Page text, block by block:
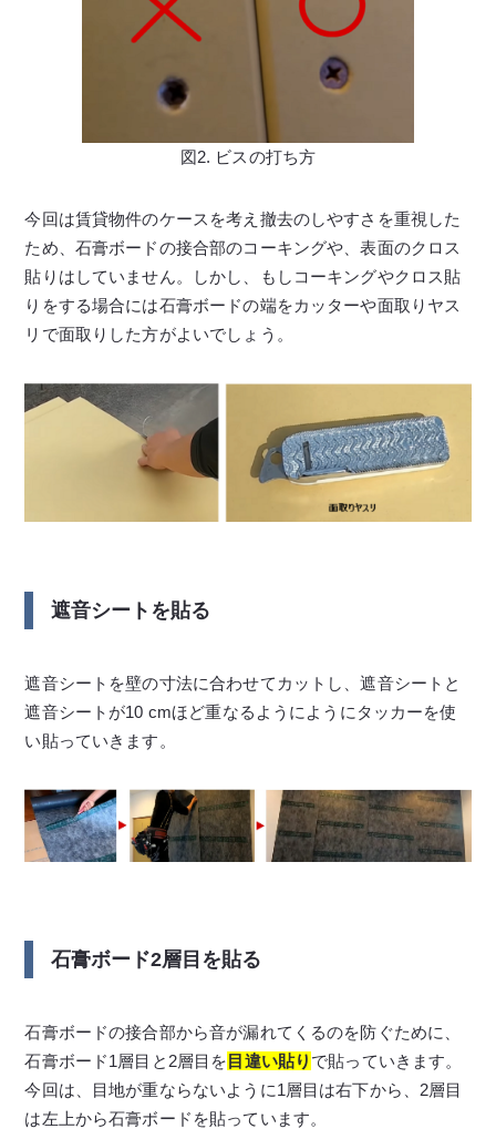
図2. ビスの打ち方
今回は賃貸物件のケースを考え撤去のしやすさを重視した
ため、石膏ボードの接合部のコーキングや、表面のクロス
貼りはしていません。しかし、もしコーキングやクロス貼
りをする場合には石膏ボードの端をカッターや面取りヤス
リで面取りした方がよいでしょう。
遮音シートを貼る
遮音シートを壁の寸法に合わせてカットし、遮音シートと
遮音シートが10 cmほど重なるようにようにタッカーを使
い貼っていきます。
石膏ボード2層目を貼る
石膏ボードの接合部から音が漏れてくるのを防ぐために、
石膏ボード1層目と2層目を 目違い貼り で貼っていきます。
今回は、目地が重ならないように1層目は右下から、2層目
は左上から石膏ボードを貼っています。